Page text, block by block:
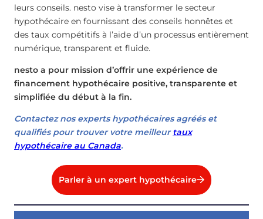
leurs conseils. nesto vise à transformer le secteur
hypothécaire en fournissant des conseils honnêtes et
des taux compétitifs à l’aide d’un processus entièrement
numérique, transparent et fluide.
nesto a pour mission d’offrir une expérience de
financement hypothécaire positive, transparente et
simplifiée du début à la fin.
Contactez nos experts hypothécaires agréés et
qualifiés pour trouver votre meilleurtaux
hypothécaire au Canada.
Parler à un expert hypothécaire